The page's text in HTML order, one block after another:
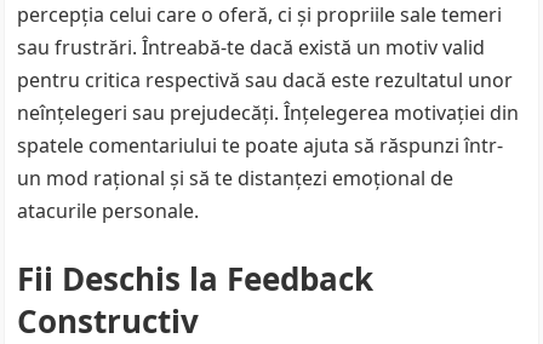
percepția celui care o oferă, ci și propriile sale temeri
sau frustrări. Întreabă-te dacă există un motiv valid
pentru critica respectivă sau dacă este rezultatul unor
neînțelegeri sau prejudecăți. Înțelegerea motivației din
spatele comentariului te poate ajuta să răspunzi într-
un mod rațional și să te distanțezi emoțional de
atacurile personale.
Fii Deschis la Feedback
Constructiv